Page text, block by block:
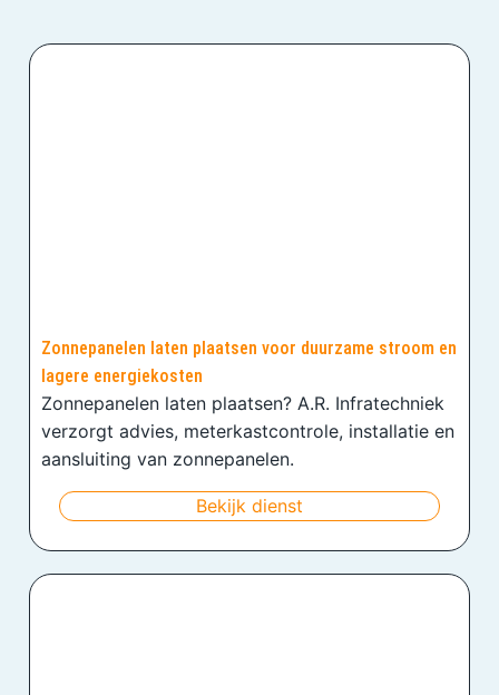
Zonnepanelen laten plaatsen voor duurzame stroom en
lagere energiekosten
Zonnepanelen laten plaatsen? A.R. Infratechniek
verzorgt advies, meterkastcontrole, installatie en
aansluiting van zonnepanelen.
Bekijk dienst